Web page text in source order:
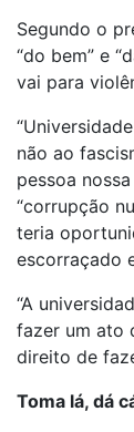
Segundo o
“do bem” e
vai para
não ao
pessoa
“corrupção
teria
escorraçado
“A
fazer um ato
direito de
Toma lá, dá